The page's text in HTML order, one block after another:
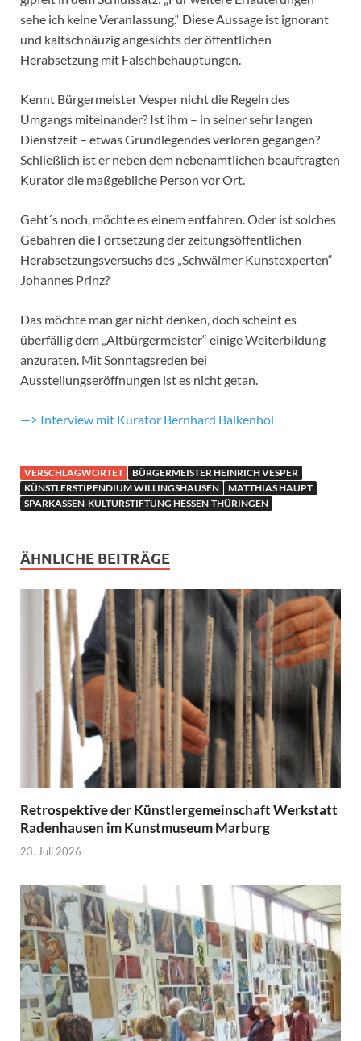
sehe ich keine Veranlassung.“ Diese Aussage ist ignorant
und kaltschnäuzig angesichts der öffentlichen
Herabsetzung mit Falschbehauptungen.
Kennt Bürgermeister Vesper nicht die Regeln des
Umgangs miteinander? Ist ihm – in seiner sehr langen
Dienstzeit – etwas Grundlegendes verloren gegangen?
Schließlich ist er neben dem nebenamtlichen beauftragten
Kurator die maßgebliche Person vor Ort.
Geht´s noch, möchte es einem entfahren. Oder ist solches
Gebahren die Fortsetzung der zeitungsöffentlichen
Herabsetzungsversuchs des „Schwälmer Kunstexperten“
Johannes Prinz?
Das möchte man gar nicht denken, doch scheint es
überfällig dem „Altbürgermeister“ einige Weiterbildung
anzuraten. Mit Sonntagsreden bei
Ausstellungseröffnungen ist es nicht getan.
—> Interview mit Kurator Bernhard Balkenhol
VERSCHLAGWORTET
BÜRGERMEISTER HEINRICH VESPER
KÜNSTLERSTIPENDIUM WILLINGSHAUSEN
MATTHIAS HAUPT
SPARKASSEN-KULTURSTIFTUNG HESSEN-THÜRINGEN
ÄHNLICHE BEITRÄGE
Retrospektive der Künstlergemeinschaft Werkstatt
Radenhausen im Kunstmuseum Marburg
23. Juli 2026